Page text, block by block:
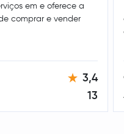
em e oferece a
comprar e vender
3,4
13